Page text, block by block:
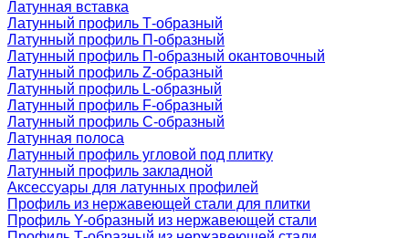
Латунная вставка
Латунный профиль Т-образный
Латунный профиль П-образный
Латунный профиль П-образный окантовочный
Латунный профиль Z-образный
Латунный профиль L-образный
Латунный профиль F-образный
Латунный профиль C-образный
Латунная полоса
Латунный профиль угловой под плитку
Латунный профиль закладной
Аксессуары для латунных профилей
Профиль из нержавеющей стали для плитки
Профиль Y-образный из нержавеющей стали